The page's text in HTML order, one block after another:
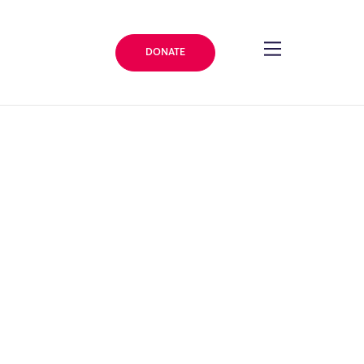
DONATE